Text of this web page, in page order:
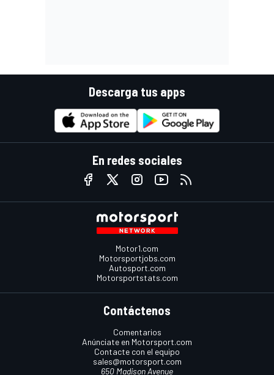
Descarga tus apps
En redes sociales
Motor1.com
Motorsportjobs.com
Autosport.com
Motorsportstats.com
Contáctenos
Comentarios
Anúnciate en Motorsport.com
Contacte con el equipo
sales@motorsport.com
650 Madison Avenue